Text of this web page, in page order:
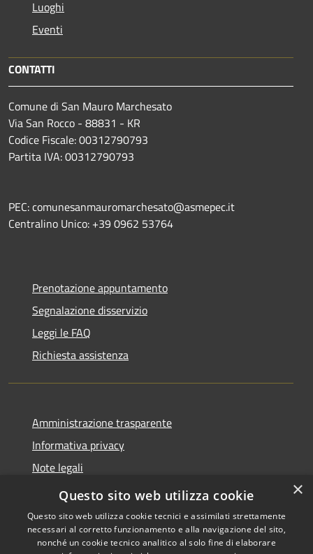
Luoghi
Eventi
CONTATTI
Comune di San Mauro Marchesato
Via San Rocco - 88831 - KR
Codice Fiscale: 00312790793
Partita IVA: 00312790793
PEC: comunesanmauromarchesato@asmepec.it
Centralino Unico: +39 0962 53764
Prenotazione appuntamento
Segnalazione disservizio
Leggi le FAQ
Richiesta assistenza
Amministrazione trasparente
Informativa privacy
Note legali
Dichiarazione di accessibilità
×
Questo sito web utilizza cookie
Questo sito web utilizza cookie tecnici e assimilati strettamente
necessari al corretto funzionamento e alla navigazione del sito,
nonché un cookie tecnico analitico al solo fine di elaborare